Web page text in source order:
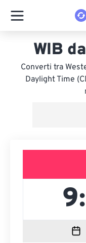
WIB
Converti tra
Daylight Time